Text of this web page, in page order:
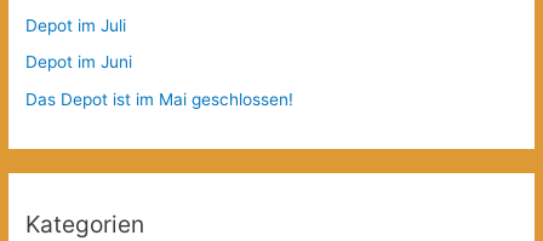
Depot im Juli
Depot im Juni
Das Depot ist im Mai geschlossen!
Kategorien